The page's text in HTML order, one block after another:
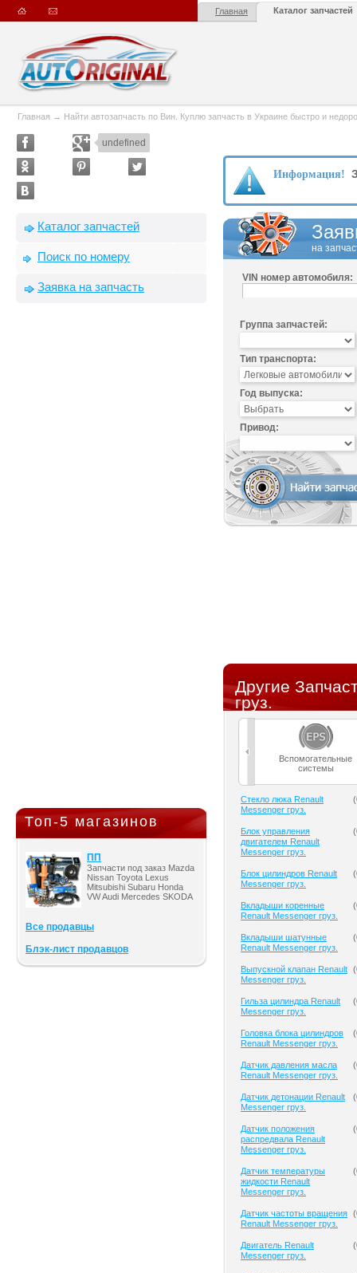
Главная Каталог запчастей
Главная → Найти автозапчасть по Вин. Куплю запчасть в Украине быстро и
undefined
Каталог запчастей
Поиск по номеру
Заявка на запчасть
Топ-5 магазинов
ПП
Запчасти под заказ Mazda
Nissan Toyota Lexus
Mitsubishi Subaru Honda
VW Audi Mercedes SKODA
Все продавцы
Блэк-лист продавцов
Информация!
на
VIN номер автомобиля:
Группа запчастей:
Тип транспорта:
Год выпуска:
Привод:
Другие
груз.
Вспомогательные
системы
Cтекло люка Renault
Messenger груз.
(
Блок управления
двигателем Renault
Messenger груз.
(
Блок цилиндров Renault
Messenger груз.
(
Вкладыши коренные
Renault Messenger груз.
(
Вкладыши шатунные
Renault Messenger груз.
(
Выпускной клапан Renault
Messenger груз.
(
Гильза цилиндра Renault
Messenger груз.
(
Головка блока цилиндров
Renault Messenger груз.
(
Датчик давления масла
Renault Messenger груз.
(
Датчик детонации Renault
Messenger груз.
(
Датчик положения
распредвала Renault
Messenger груз.
(
Датчик температуры
жидкости Renault
Messenger груз.
(
Датчик частоты вращения
Renault Messenger груз.
(
Двигатель Renault
Messenger груз.
(